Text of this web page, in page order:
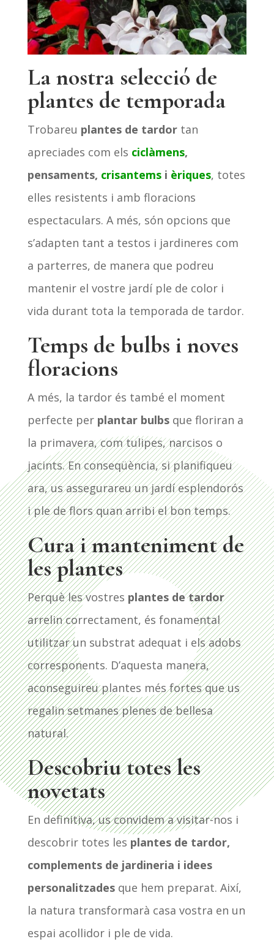
La nostra selecció de
plantes de temporada
Trobareu plantes de tardortan
apreciades com els ciclàmens,
pensaments, crisantemsi èriques, totes
elles resistents i amb floracions
espectaculars. A més, són opcions que
s’adapten tant a testos i jardineres com
a parterres, de manera que podreu
mantenir el vostre jardí ple de color i
vida durant tota la temporada de tardor.
Temps de bulbs i noves
floracions
A més, la tardor és també el moment
perfecte per plantar bulbsque floriran a
la primavera, com tulipes, narcisos o
jacints. En conseqüència, si planifiqueu
ara, us assegurareu un jardí esplendorós
i ple de flors quan arribi el bon temps.
Cura i manteniment de
les plantes
Perquè les vostres plantes de tardor
arrelin correctament, és fonamental
utilitzar un substrat adequat i els adobs
corresponents. D’aquesta manera,
aconseguireu plantes més fortes que us
regalin setmanes plenes de bellesa
natural.
Descobriu totes les
novetats
En definitiva, us convidem a visitar-nos i
descobrir totes les plantes de tardor,
complements de jardineria i idees
personalitzadesque hem preparat. Així,
la natura transformarà casa vostra en un
espai acollidor i ple de vida.